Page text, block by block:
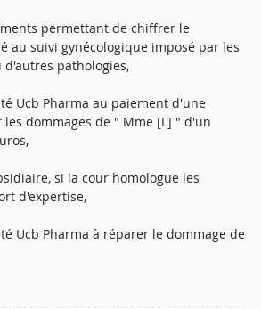
permettant de chiffrer le
au suivi gynécologique imposé par les
pathologies,
Ucb Pharma au paiement d'une
dommages de " Mme [L] " d'un
si la cour homologue les
d'expertise,
Ucb Pharma à réparer le dommage de